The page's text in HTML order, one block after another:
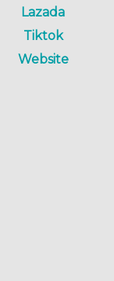
Lazada
Tiktok
Website